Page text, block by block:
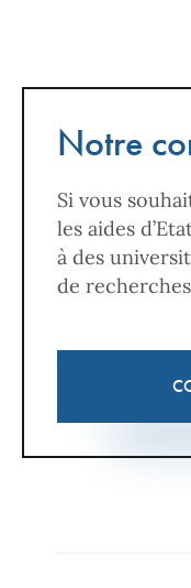
Notre
Si vous
les aides
à des
de